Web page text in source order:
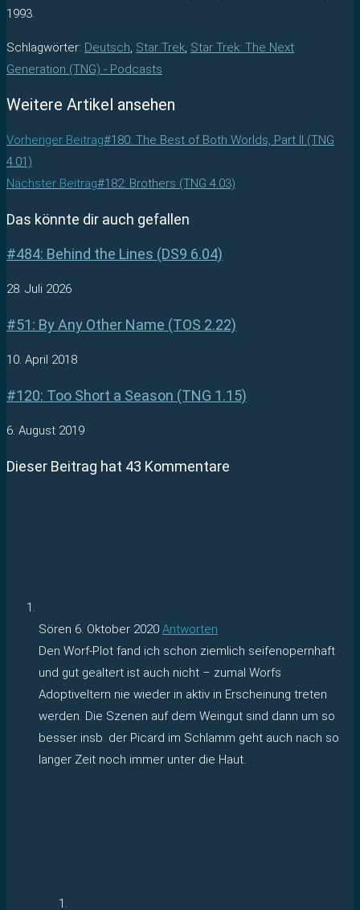
1993.
Schlagwörter: Deutsch, Star Trek, Star Trek: The Next
Generation (TNG) - Podcasts
Weitere Artikel ansehen
Vorheriger Beitrag#180: The Best of Both Worlds, Part II (TNG
4.01)
Nächster Beitrag#182: Brothers (TNG 4.03)
Das könnte dir auch gefallen
#484: Behind the Lines (DS9 6.04)
28. Juli 2026
#51: By Any Other Name (TOS 2.22)
10. April 2018
#120: Too Short a Season (TNG 1.15)
6. August 2019
Dieser Beitrag hat 43 Kommentare
Sören 6. Oktober 2020 Antworten
Den Worf-Plot fand ich schon ziemlich seifenopernhaft
und gut gealtert ist auch nicht – zumal Worfs
Adoptiveltern nie wieder in aktiv in Erscheinung treten
werden. Die Szenen auf dem Weingut sind dann um so
besser insb. der Picard im Schlamm geht auch nach so
langer Zeit noch immer unter die Haut.